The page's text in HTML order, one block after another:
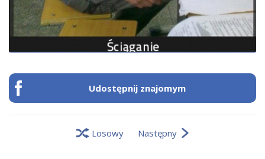
Udostępnij znajomym
Losowy Następny